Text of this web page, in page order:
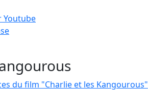
Youtube
du film "Charlie et les Kangourous"